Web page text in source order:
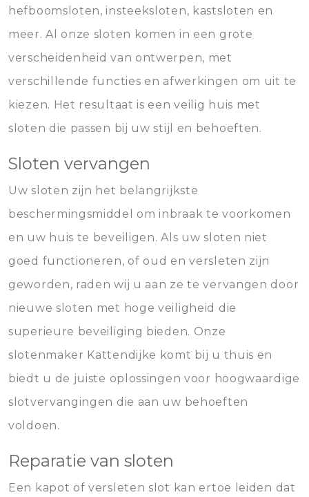
hefboomsloten, insteeksloten, kastsloten en
meer. Al onze sloten komen in een grote
verscheidenheid van ontwerpen, met
verschillende functies en afwerkingen om uit te
kiezen. Het resultaat is een veilig huis met
sloten die passen bij uw stijl en behoeften.
Sloten vervangen
Uw sloten zijn het belangrijkste
beschermingsmiddel om inbraak te voorkomen
en uw huis te beveiligen. Als uw sloten niet
goed functioneren, of oud en versleten zijn
geworden, raden wij u aan ze te vervangen door
nieuwe sloten met hoge veiligheid die
superieure beveiliging bieden. Onze
slotenmaker Kattendijke komt bij u thuis en
biedt u de juiste oplossingen voor hoogwaardige
slotvervangingen die aan uw behoeften
voldoen.
Reparatie van sloten
Een kapot of versleten slot kan ertoe leiden dat